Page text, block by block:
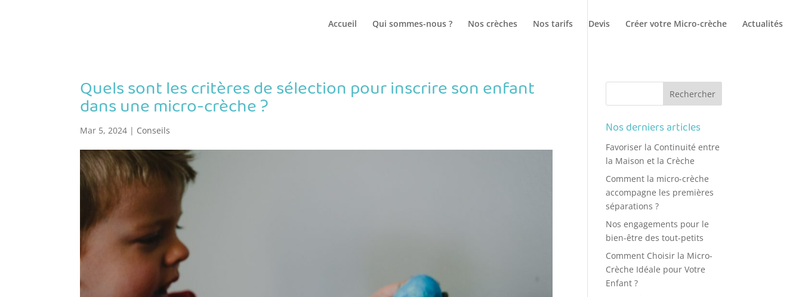
Accueil Qui sommes-nous ? Nos crèches Nos tarifs Devis Créer votre Micro-crèche Actualités
Quels sont les critères de sélection pour inscrire son enfant
dans une micro-crèche ?
Mar 5, 2024 | Conseils Nos derniers articles
Favoriser la Continuité entre
la Maison et la Crèche
Comment la micro-crèche
accompagne les premières
séparations ?
Nos engagements pour le
bien-être des tout-petits
Comment Choisir la Micro-
Crèche Idéale pour Votre
Enfant ?